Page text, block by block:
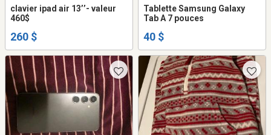
clavier ipad air 13’’- valeur
460$
260 $
Tablette Samsung Galaxy
Tab A 7 pouces
40 $